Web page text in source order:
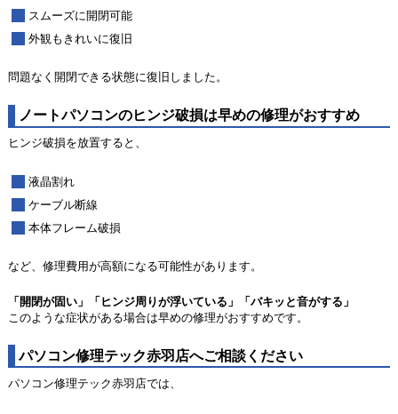
スムーズに開閉可能
外観もきれいに復旧
問題なく開閉できる状態に復旧しました。
ノートパソコンのヒンジ破損は早めの修理がおすすめ
ヒンジ破損を放置すると、
液晶割れ
ケーブル断線
本体フレーム破損
など、修理費用が高額になる可能性があります。
「開閉が固い」「ヒンジ周りが浮いている」「バキッと音がする」
このような症状がある場合は早めの修理がおすすめです。
パソコン修理テック赤羽店へご相談ください
パソコン修理テック赤羽店では、